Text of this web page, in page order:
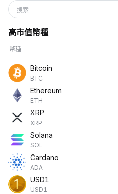
搜索
高市值幣種
幣種
Bitcoin
BTC
Ethereum
ETH
XRP
XRP
Solana
SOL
Cardano
ADA
USD1
USD1